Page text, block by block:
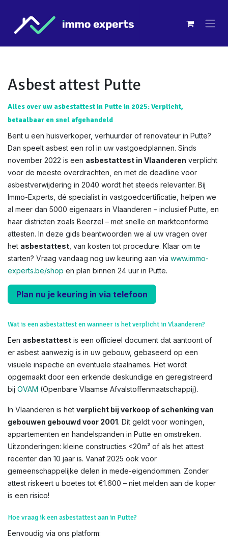
Asbest attest Putte
Alles over uw asbestattest in Putte in 2025: Verplicht,
betaalbaar en snel afgehandeld
Bent u een huisverkoper, verhuurder of renovateur in Putte?
Dan speelt asbest een rol in uw vastgoedplannen. Sinds
november 2022 is een asbestattest in Vlaanderen verplicht
voor de meeste overdrachten, en met de deadline voor
asbestverwijdering in 2040 wordt het steeds relevanter. Bij
Immo-Experts, dé specialist in vastgoedcertificatie, helpen we
al meer dan 5000 eigenaars in Vlaanderen – inclusief Putte, en
haar districten zoals Beerzel – met snelle en marktconforme
attesten. In deze gids beantwoorden we al uw vragen over
het asbestattest , van kosten tot procedure. Klaar om te
starten? Vraag vandaag nog uw keuring aan via www.immo-
experts.be/shop en plan binnen 24 uur in Putte.
Plan nu je keuring in via telefoon
Wat is een asbestattest en wanneer is het verplicht in Vlaanderen?
Een asbestattest is een officieel document dat aantoont of
er asbest aanwezig is in uw gebouw, gebaseerd op een
visuele inspectie en eventuele staalnames. Het wordt
opgemaakt door een erkende deskundige en geregistreerd
bij OVAM (Openbare Vlaamse Afvalstoffenmaatschappij).
In Vlaanderen is het verplicht bij verkoop of schenking van
gebouwen gebouwd voor 2001. Dit geldt voor woningen,
appartementen en handelspanden in Putte en omstreken.
Uitzonderingen: kleine constructies <20m² of als het attest
recenter dan 10 jaar is. Vanaf 2025 ook voor
gemeenschappelijke delen in mede-eigendommen. Zonder
attest riskeert u boetes tot €1.600 – niet melden aan de koper
is een risico!​
Hoe vraag ik een asbestattest aan in Putte?
Eenvoudig via ons platform: